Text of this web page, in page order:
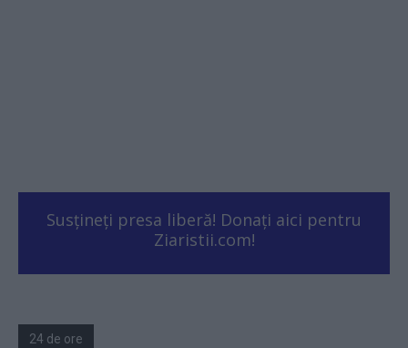
Susțineți presa liberă! Donați aici pentru
Ziaristii.com!
24 de ore